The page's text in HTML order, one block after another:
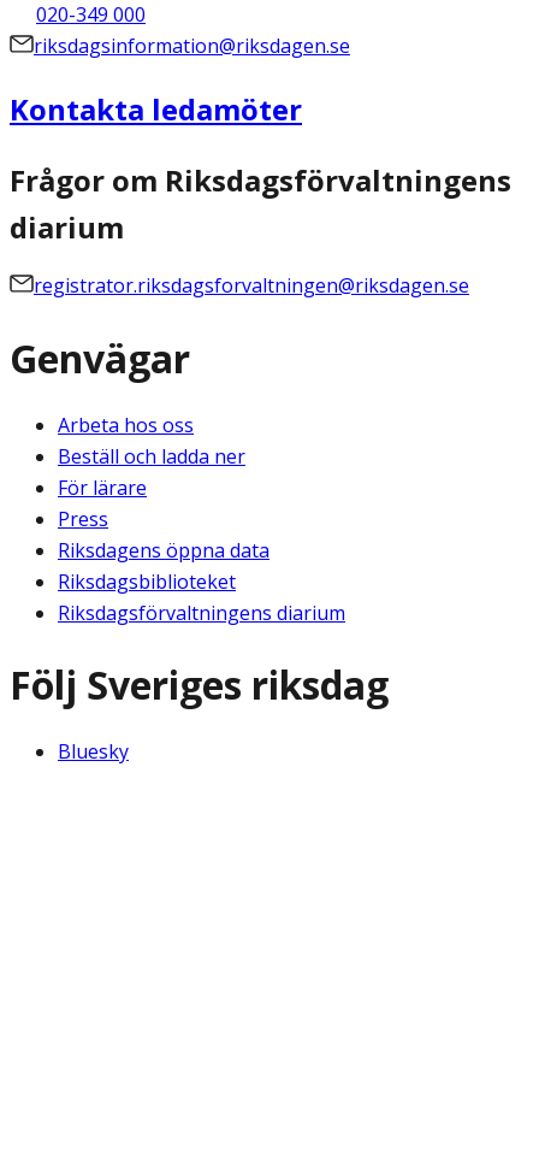
020-349 000
riksdagsinformation@riksdagen.se
Kontakta ledamöter
Frågor om Riksdagsförvaltningens
diarium
registrator.riksdagsforvaltningen@riksdagen.se
Genvägar
Arbeta hos oss
Beställ och ladda ner
För lärare
Press
Riksdagens öppna data
Riksdagsbiblioteket
Riksdagsförvaltningens diarium
Följ Sveriges riksdag
Bluesky